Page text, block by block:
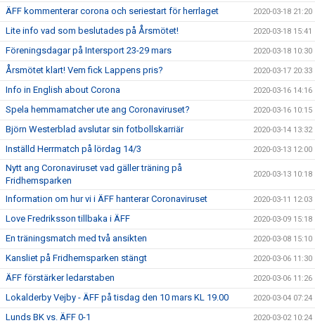
ÄFF kommenterar corona och seriestart för herrlaget 2020-03-18 21:20
Lite info vad som beslutades på Årsmötet! 2020-03-18 15:41
Föreningsdagar på Intersport 23-29 mars 2020-03-18 10:30
Årsmötet klart! Vem fick Lappens pris? 2020-03-17 20:33
Info in English about Corona 2020-03-16 14:16
Spela hemmamatcher ute ang Coronaviruset? 2020-03-16 10:15
Björn Westerblad avslutar sin fotbollskarriär 2020-03-14 13:32
Inställd Herrmatch på lördag 14/3 2020-03-13 12:00
Nytt ang Coronaviruset vad gäller träning på
Fridhemsparken
2020-03-13 10:18
Information om hur vi i ÄFF hanterar Coronaviruset 2020-03-11 12:03
Love Fredriksson tillbaka i ÄFF 2020-03-09 15:18
En träningsmatch med två ansikten 2020-03-08 15:10
Kansliet på Fridhemsparken stängt 2020-03-06 11:30
ÄFF förstärker ledarstaben 2020-03-06 11:26
Lokalderby Vejby - ÄFF på tisdag den 10 mars KL 19.00 2020-03-04 07:24
Lunds BK vs. ÄFF 0-1 2020-03-02 10:24